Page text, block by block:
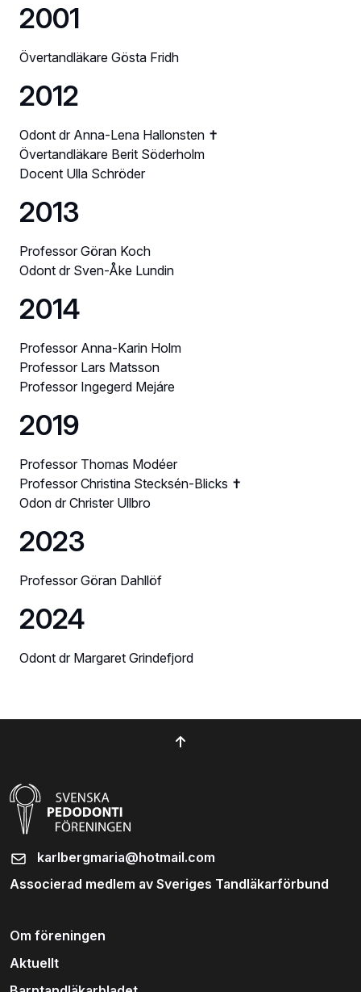
2001
Övertandläkare Gösta Fridh
2012
Odont dr Anna-Lena Hallonsten ✝
Övertandläkare Berit Söderholm
Docent Ulla Schröder
2013
Professor Göran Koch
Odont dr Sven-Åke Lundin
2014
Professor Anna-Karin Holm
Professor Lars Matsson
Professor Ingegerd Mejáre
2019
Professor Thomas Modéer
Professor Christina Stecksén-Blicks ✝
Odon dr Christer Ullbro
2023
Professor Göran Dahllöf
2024
Odont dr Margaret Grindefjord
karlbergmaria@hotmail.com
Associerad medlem av Sveriges Tandläkarförbund
Om föreningen
Aktuellt